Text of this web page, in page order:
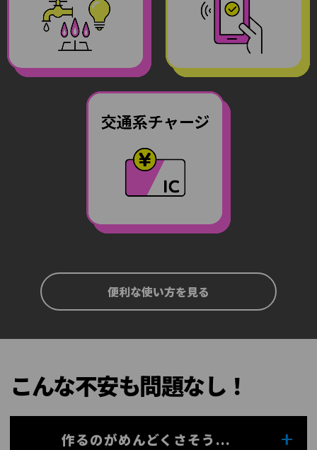
便利な使い方を見る
こんな不安も問題なし！
作るのがめんどくさそう...